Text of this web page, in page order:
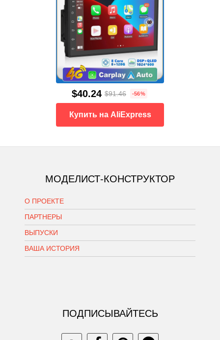
$40.24 $91.46 -56%
Купить на AliExpress
МОДЕЛИСТ-КОНСТРУКТОР
О ПРОЕКТЕ
ПАРТНЕРЫ
ВЫПУСКИ
ВАША ИСТОРИЯ
ПОДПИСЫВАЙТЕСЬ